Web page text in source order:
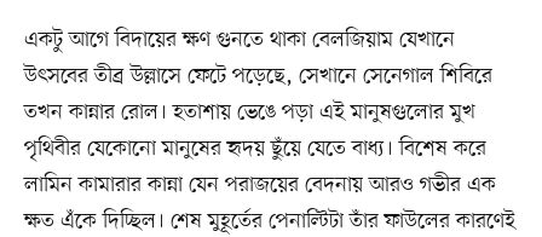
একটু আগে বিদায়ের ক্ষণ গুনতে থাকা বেলজিয়াম যেখানে
উৎসবের তীব্র উল্লাসে ফেটে পড়েছে, সেখানে সেনেগাল শিবিরে
তখন কান্নার রোল। হতাশায় ভেঙে পড়া এই মানুষগুলোর মুখ
পৃথিবীর যেকোনো মানুষের হৃদয় ছুঁয়ে যেতে বাধ্য। বিশেষ করে
লামিন কামারার কান্না যেন পরাজয়ের বেদনায় আরও গভীর এক
ক্ষত এঁকে দিচ্ছিল। শেষ মুহূর্তের পেনাল্টিটা তাঁর ফাউলের কারণেই